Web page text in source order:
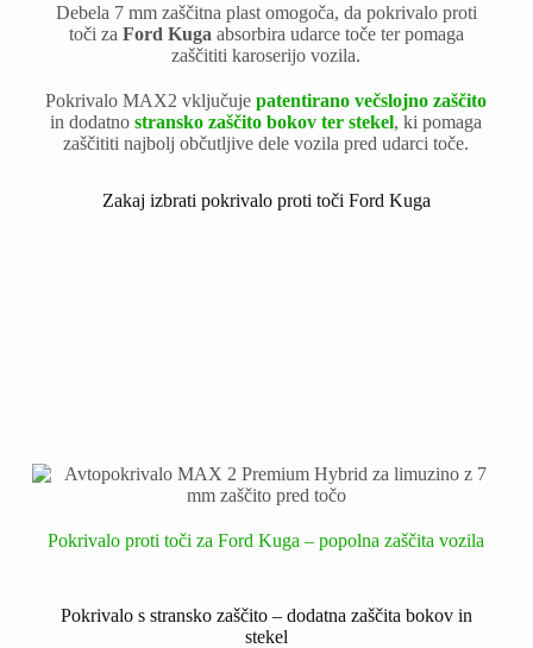
Debela 7 mm zaščitna plast omogoča, da pokrivalo proti
toči za Ford Kuga absorbira udarce toče ter pomaga
zaščititi karoserijo vozila.
Pokrivalo MAX2 vključujepatentirano večslojno zaščito
in dodatnostransko zaščito bokov ter stekel, ki pomaga
zaščititi najbolj občutljive dele vozila pred udarci toče.
Zakaj izbrati pokrivalo proti toči Ford Kuga
Pokrivalo proti toči za Ford Kuga – popolna zaščita vozila
Pokrivalo s stransko zaščito – dodatna zaščita bokov in
stekel